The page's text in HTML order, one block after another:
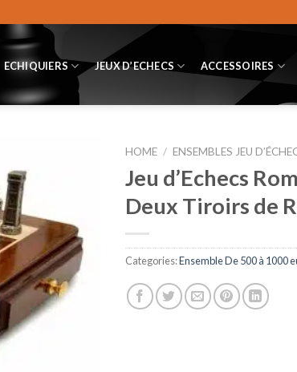
ECHIQUIERS JEUX D’ECHECS ACCESSOIRES
HOME / ENSEMBLES JEU
Jeu d’Echecs
Deux Tiroirs de
Categories:Ensemble De 500 à 1000